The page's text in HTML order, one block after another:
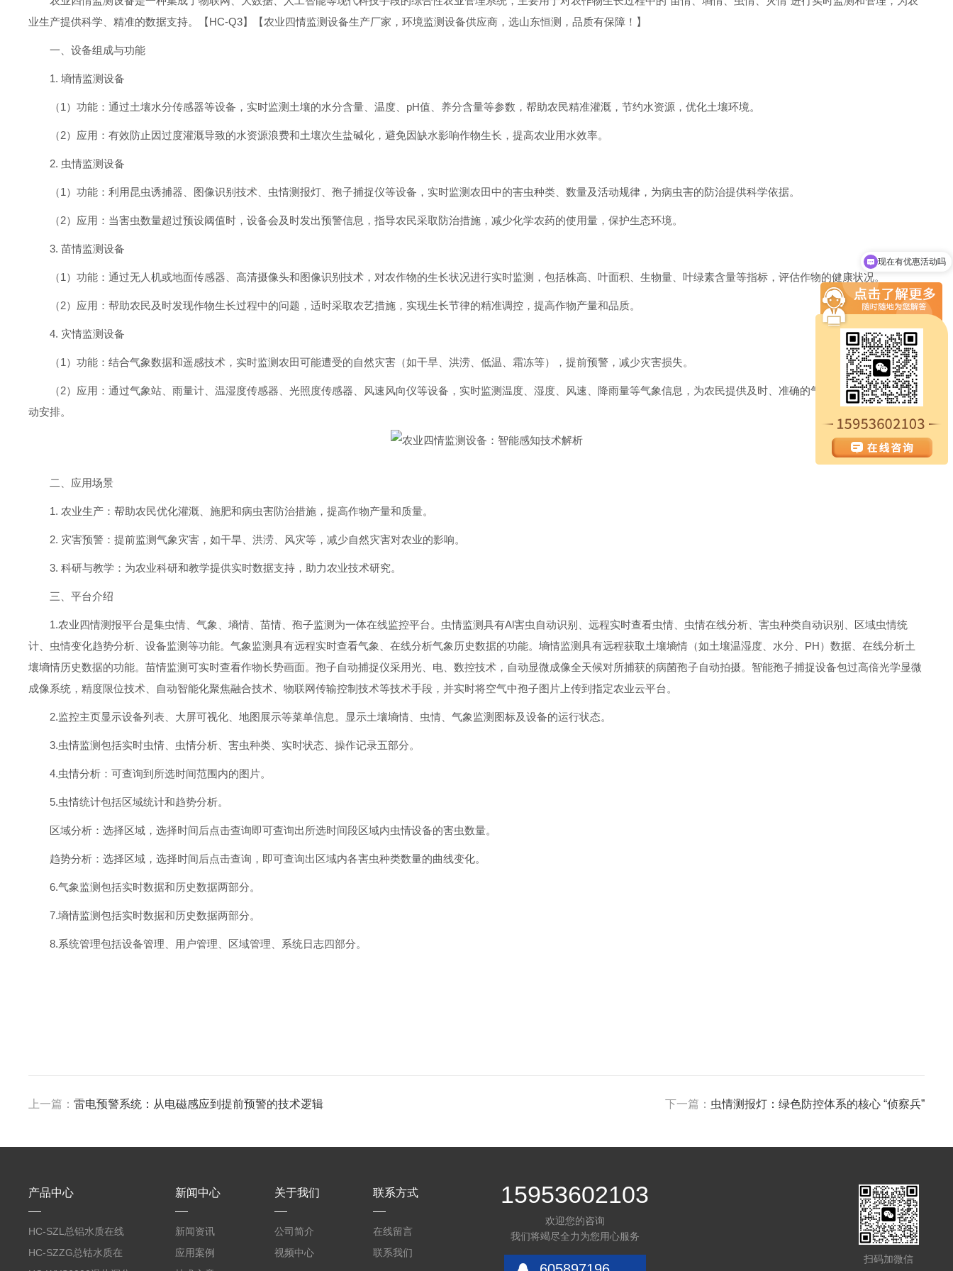
业生产提供科学、精准的数据支持。【HC-Q3】【农业四情监测设备生产厂家，环境监测设备供应商，选山东恒测，品质有保障！】
一、设备组成与功能
1. 墒情监测设备
（1）功能：通过土壤水分传感器等设备，实时监测土壤的水分含量、温度、pH值、养分含量等参数，帮助农民精准灌溉，节约水资源，优化土壤环境。
（2）应用：有效防止因过度灌溉导致的水资源浪费和土壤次生盐碱化，避免因缺水影响作物生长，提高农业用水效率。
2. 虫情监测设备
（1）功能：利用昆虫诱捕器、图像识别技术、虫情测报灯、孢子捕捉仪等设备，实时监测农田中的害虫种类、数量及活动规律，为病虫害的防治提供科学依据。
（2）应用：当害虫数量超过预设阈值时，设备会及时发出预警信息，指导农民采取防治措施，减少化学农药的使用量，保护生态环境。
3. 苗情监测设备
（1）功能：通过无人机或地面传感器、高清摄像头和图像识别技术，对农作物的生长状况进行实时监测，包括株高、叶面积、生物量、叶绿素含量等指标，评估作物的健康状况。
（2）应用：帮助农民及时发现作物生长过程中的问题，适时采取农艺措施，实现生长节律的精准调控，提高作物产量和品质。
4. 灾情监测设备
（1）功能：结合气象数据和遥感技术，实时监测农田可能遭受的自然灾害（如干旱、洪涝、低温、霜冻等），提前预警，减少灾害损失。
（2）应用：通过气象站、雨量计、温湿度传感器、光照度传感器、风速风向仪等设备，实时监测温度、湿度、风速、降雨量等气象信息，为农民提供及时、准确的气象数据，指导农事活
动安排。
二、应用场景
1. 农业生产：帮助农民优化灌溉、施肥和病虫害防治措施，提高作物产量和质量。
2. 灾害预警：提前监测气象灾害，如干旱、洪涝、风灾等，减少自然灾害对农业的影响。
3. 科研与教学：为农业科研和教学提供实时数据支持，助力农业技术研究。
三、平台介绍
1.农业四情测报平台是集虫情、气象、墒情、苗情、孢子监测为一体在线监控平台。虫情监测具有Al害虫自动识别、远程实时查看虫情、虫情在线分析、害虫种类自动识别、区域虫情统
计、虫情变化趋势分析、设备监测等功能。气象监测具有远程实时查看气象、在线分析气象历史数据的功能。墒情监测具有远程获取土壤墒情（如土壤温湿度、水分、PH）数据、在线分析土
壤墒情历史数据的功能。苗情监测可实时查看作物长势画面。孢子自动捕捉仪采用光、电、数控技术，自动显微成像全天候对所捕获的病菌孢子自动拍摄。智能孢子捕捉设备包过高倍光学显微
成像系统，精度限位技术、自动智能化聚焦融合技术、物联网传输控制技术等技术手段，并实时将空气中孢子图片上传到指定农业云平台。
2.监控主页显示设备列表、大屏可视化、地图展示等菜单信息。显示土壤墒情、虫情、气象监测图标及设备的运行状态。
3.虫情监测包括实时虫情、虫情分析、害虫种类、实时状态、操作记录五部分。
4.虫情分析：可查询到所选时间范围内的图片。
5.虫情统计包括区域统计和趋势分析。
区域分析：选择区域，选择时间后点击查询即可查询出所选时间段区域内虫情设备的害虫数量。
趋势分析：选择区域，选择时间后点击查询，即可查询出区域内各害虫种类数量的曲线变化。
6.气象监测包括实时数据和历史数据两部分。
7.墒情监测包括实时数据和历史数据两部分。
8.系统管理包括设备管理、用户管理、区域管理、系统日志四部分。
上一篇：雷电预警系统：从电磁感应到提前预警的技术逻辑 下一篇： 虫情测报灯：绿色防控体系的核心 “侦察兵”
产品中心
HC-SZL总铝水质在线
分析仪
HC-SZZG总钴水质在
新闻中心
新闻资讯
应用案例
关于我们
公司简介
视频中心
联系方式
在线留言
联系我们
15953602103
欢迎您的咨询
我们将竭尽全力为您用心服务
扫码加微信
现在有优惠活动吗